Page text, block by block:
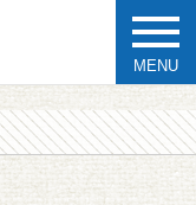
MENU